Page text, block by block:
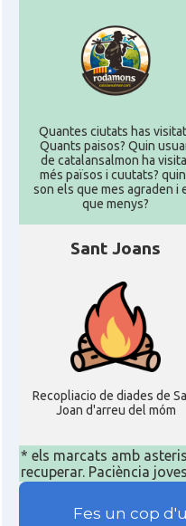
Quantes ciutats has
Quants paisos? Quin
de catalansalmon ha
més països i cuutats?
son els que mes agraden i
que menys?
Sant Joans
Recopliacio de diades de
Joan d'arreu del móm
* els marcats amb
recuperar. Paciència
Fes un cop